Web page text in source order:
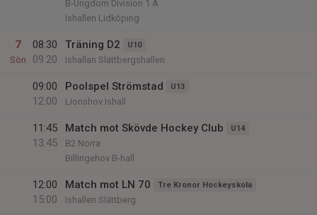
B-Ungdom Division 1 A
Ishallen Lidköping
7
Sön
08:30
09:20
Träning D2 U10
Ishallan Slättbergshallen
09:00
12:00
Poolspel Strömstad U13
Lionshov Ishall
11:45
13:45
Match mot Skövde Hockey Club U14
B2 Norra
Billingehov B-hall
12:00
15:00
Match mot LN 70 Tre Kronor Hockeyskola
Ishallen Slättberg